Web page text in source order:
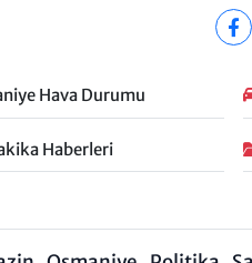
Hava Durumu
Haberleri